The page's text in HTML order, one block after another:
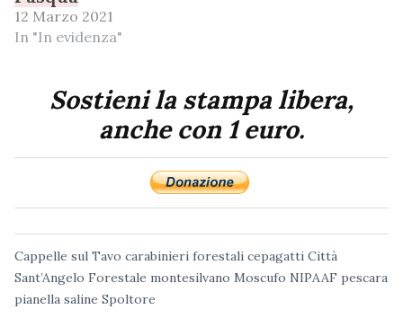
12 Marzo 2021
In "In evidenza"
Sostieni la stampa libera,
anche con 1 euro.
Cappelle sul Tavo carabinieri forestali cepagatti Città
Sant’Angelo Forestale montesilvano Moscufo NIPAAF pescara
pianella saline Spoltore